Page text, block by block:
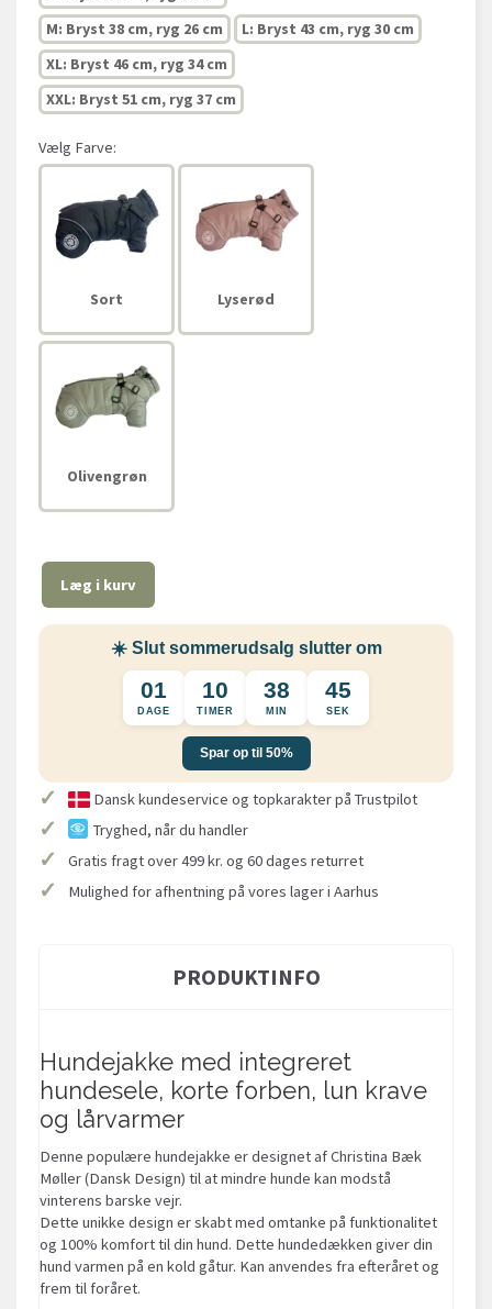
M: Bryst 38 cm, ryg 26 cm
L: Bryst 43 cm, ryg 30 cm
XL: Bryst 46 cm, ryg 34 cm
XXL: Bryst 51 cm, ryg 37 cm
Vælg Farve:
Sort Lyserød
Olivengrøn
Læg i kurv
☀️ Slut sommerudsalg slutter om
01
DAGE
10
TIMER
38
MIN
45
SEK
Spar op til 50%
✓ Dansk kundeservice og topkarakter på Trustpilot
✓ Tryghed, når du handler
✓ Gratis fragt over 499 kr. og 60 dages returret
✓ Mulighed for afhentning på vores lager i Aarhus
PRODUKTINFO
Hundejakke med integreret
hundesele, korte forben, lun krave
og lårvarmer
Denne populære hundejakke er designet af Christina Bæk
Møller (Dansk Design) til at mindre hunde kan modstå
vinterens barske vejr.
Dette unikke design er skabt med omtanke på funktionalitet
og 100% komfort til din hund. Dette hundedækken giver din
hund varmen på en kold gåtur. Kan anvendes fra efteråret og
frem til foråret.